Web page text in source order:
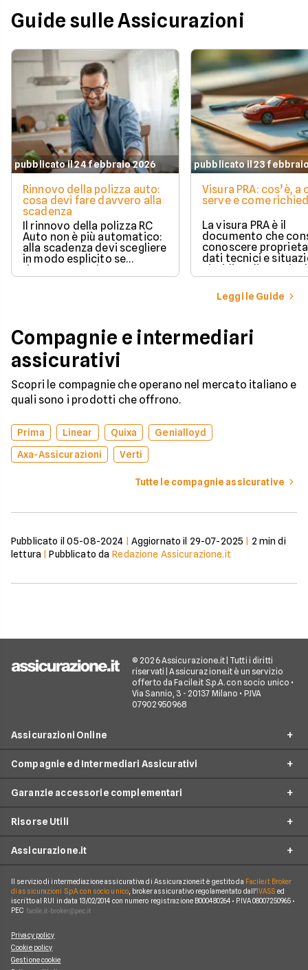
Guide sulle Assicurazioni
pubblicato il 24 febbraio 2026
Rinnovo della polizza auto:
cosa devi fare davvero alla
scadenza
Il rinnovo della polizza RC
Auto non è più automatico:
alla scadenza devi scegliere
in modo esplicito se
rinnovare con la stessa
compagnia o stipulare un
pubblicato il 23
Visura PRA: cos’è, a
serve e come
La visura PRA è il
documento che
conoscere
dati tecnici e
giuridica di un
iscritto al Pubblico
Automobilistico.
Leggi le Guide
Compagnie e intermediari
assicurativi
Scopri le compagnie che operano nel mercato italiano e
quali sono i prodotti che offrono.
Prima Linear Quixa
Genialloyd
Axa-Assicurazioni
Verti
Tutte le compagnie assicurative
Pubblicato il 05-08-2024 Aggiornato il 29-07-2025 2 min di
lettura |Pubblicato da Redazione Assicurazione.it
© 2026 Assicurazione.it | Tutti i diritti
riservati | Assicurazione.it è un servizio
offerto da Facile.it S.p.A. con socio unico •
Via Sannio, 3 - 20137 Milano • P.IVA
07902950968
Assicurazioni Online
RC Auto
RC Moto
Assicurazione Ciclomotore
Assicurazione Casa
Polizza Vita
Polizza Animali Domestici
Compagnie ed Intermediari Assicurativi
Allianz Direct
Prima.it
Linear
Genertel
Genialclick
Quixa
Garanzie accessorie complementari
Infortuni conducente
Tutela legale
Eventi atmosferici e naturali
Tutte le garanzie accessorie
Risorse Utili
Guide
Glossario
Blog
Assicurazione.it
Chi Siamo
Come funziona Assicurazione.it
Reclami
Lavora con Noi
Il servizio di intermediazione assicurativa di Assicurazione.it è gestito da Facile.it Broker
di assicurazioni S.p.A. con socio unico, broker assicurativo regolamentato dall' IVASS ed
iscritto al RUI in data 13/02/2014 con numero registrazione B000480264 • P.IVA 08007250965 •
PEC
Privacy policy
Cookie policy
Gestione cookie